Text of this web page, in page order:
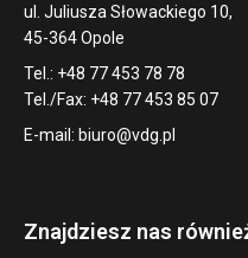
ul. Juliusza Słowackiego 10,
45-364 Opole
Tel.: +48 77 453 78 78
Tel./Fax: +48 77 453 85 07
E-mail: biuro@vdg.pl
Znajdziesz nas